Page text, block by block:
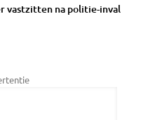
vastzitten na politie-inval